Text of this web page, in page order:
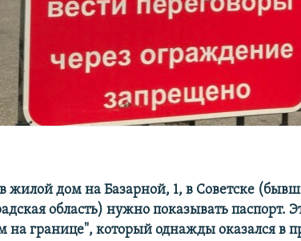
жилой дом на Базарной, 1, в Советске
область) нужно показывать паспорт.
на границе", который однажды оказался в